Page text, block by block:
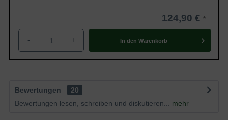
124,90 €
- + In den Warenkorb
Bewertungen
20
Bewertungen lesen, schreiben und diskutieren...
mehr